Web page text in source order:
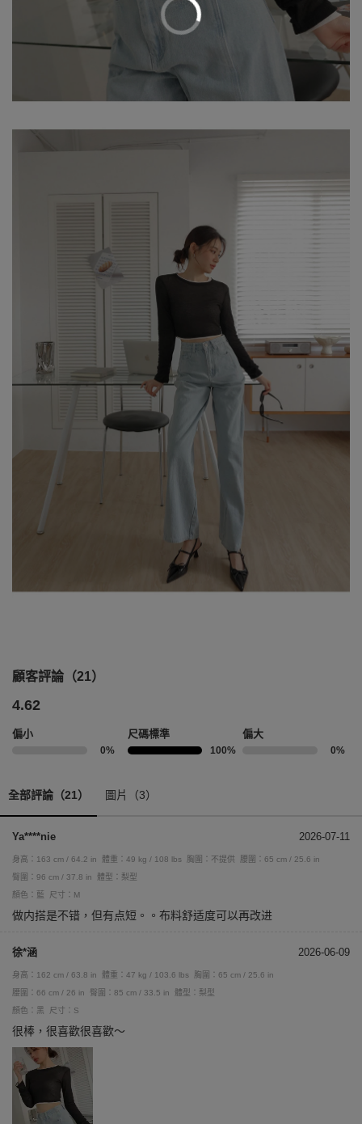
顧客評論（21）
4.62
偏小
0%
尺碼標準
100%
偏大
0%
全部評論（21） 圖片（3）
Ya****nie 2026-07-11
身高：163 cm / 64.2 in 體重：49 kg / 108 lbs 胸圍：不提供
腰圍：65 cm / 25.6 in
臀圍：96 cm / 37.8 in
體型：梨型
顏色：藍
尺寸：M
做内搭是不错，但有点短。。布料舒适度可以再改进
徐*涵 2026-06-09
身高：162 cm / 63.8 in 體重：47 kg / 103.6 lbs
胸圍：65 cm / 25.6 in
腰圍：66 cm / 26 in
臀圍：85 cm / 33.5 in
體型：梨型
顏色：黑
尺寸：S
很棒，很喜歡很喜歡～